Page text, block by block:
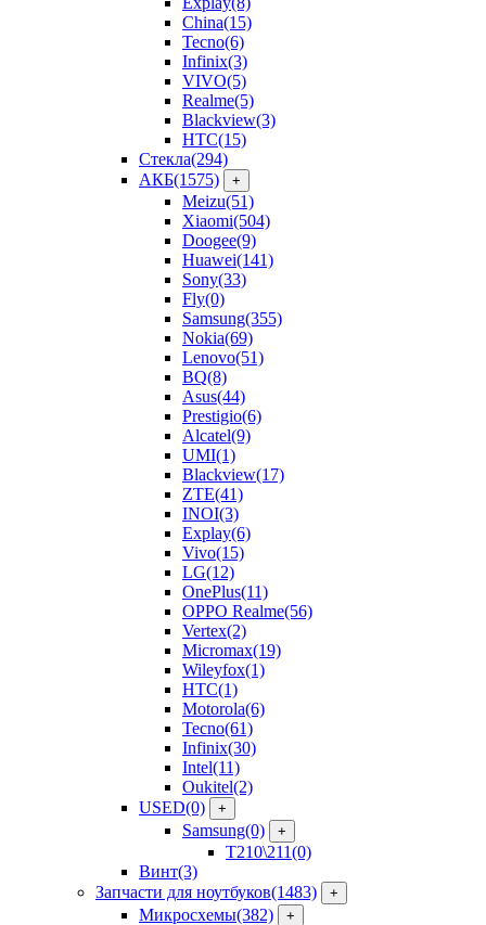
China(15)
Tecno(6)
Infinix(3)
VIVO(5)
Realme(5)
Blackview(3)
HTC(15)
Стекла(294)
АКБ(1575) +
Meizu(51)
Xiaomi(504)
Doogee(9)
Huawei(141)
Sony(33)
Fly(0)
Samsung(355)
Nokia(69)
Lenovo(51)
BQ(8)
Asus(44)
Prestigio(6)
Alcatel(9)
UMI(1)
Blackview(17)
ZTE(41)
INOI(3)
Explay(6)
Vivo(15)
LG(12)
OnePlus(11)
OPPO Realme(56)
Vertex(2)
Micromax(19)
Wileyfox(1)
HTC(1)
Motorola(6)
Tecno(61)
Infinix(30)
Intel(11)
Oukitel(2)
USED(0) +
Samsung(0) +
T210\211(0)
Винт(3)
Запчасти для ноутбуков(1483) +
Микросхемы(382) +